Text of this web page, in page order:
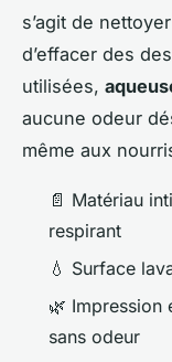
s’agit de
d’effacer des
utilisées,
aucune odeur
même aux
📄 Matériau
respirant
💧 Surface
🌿 Impression
sans odeur